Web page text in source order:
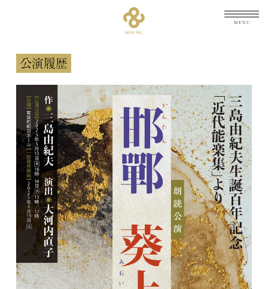
メニ
TOP トップ
NEWS 最新情報
ARCHIVES 公演履歴
公演履歴